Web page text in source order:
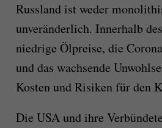
Russland ist weder
unveränderlich. Innerhalb
niedrige Ölpreise, die
und das wachsende
Kosten und Risiken für den
Die USA und ihre